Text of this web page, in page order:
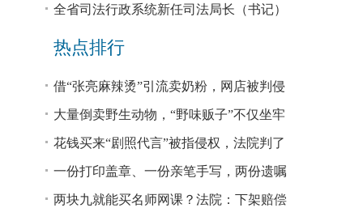
0327号提案办理座谈会
全省司法行政系统新任司法局长（书记）
培训班开班 方华堂作专题辅导
热点排行
借“张亮麻辣烫”引流卖奶粉，网店被判侵
权！
大量倒卖野生动物，“野味贩子”不仅坐牢
还得赔钱
花钱买来“剧照代言”被指侵权，法院判了
一份打印盖章、一份亲笔手写，两份遗嘱
谁说了算？
两块九就能买名师网课？法院：下架赔偿